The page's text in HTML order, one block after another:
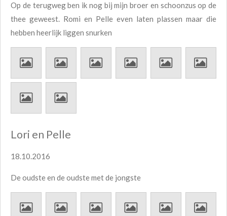
Op de terugweg ben ik nog bij mijn broer en schoonzus op de
thee geweest. Romi en Pelle even laten plassen maar die
hebben heerlijk liggen snurken
Lori en Pelle
18.10.2016
De oudste en de oudste met de jongste